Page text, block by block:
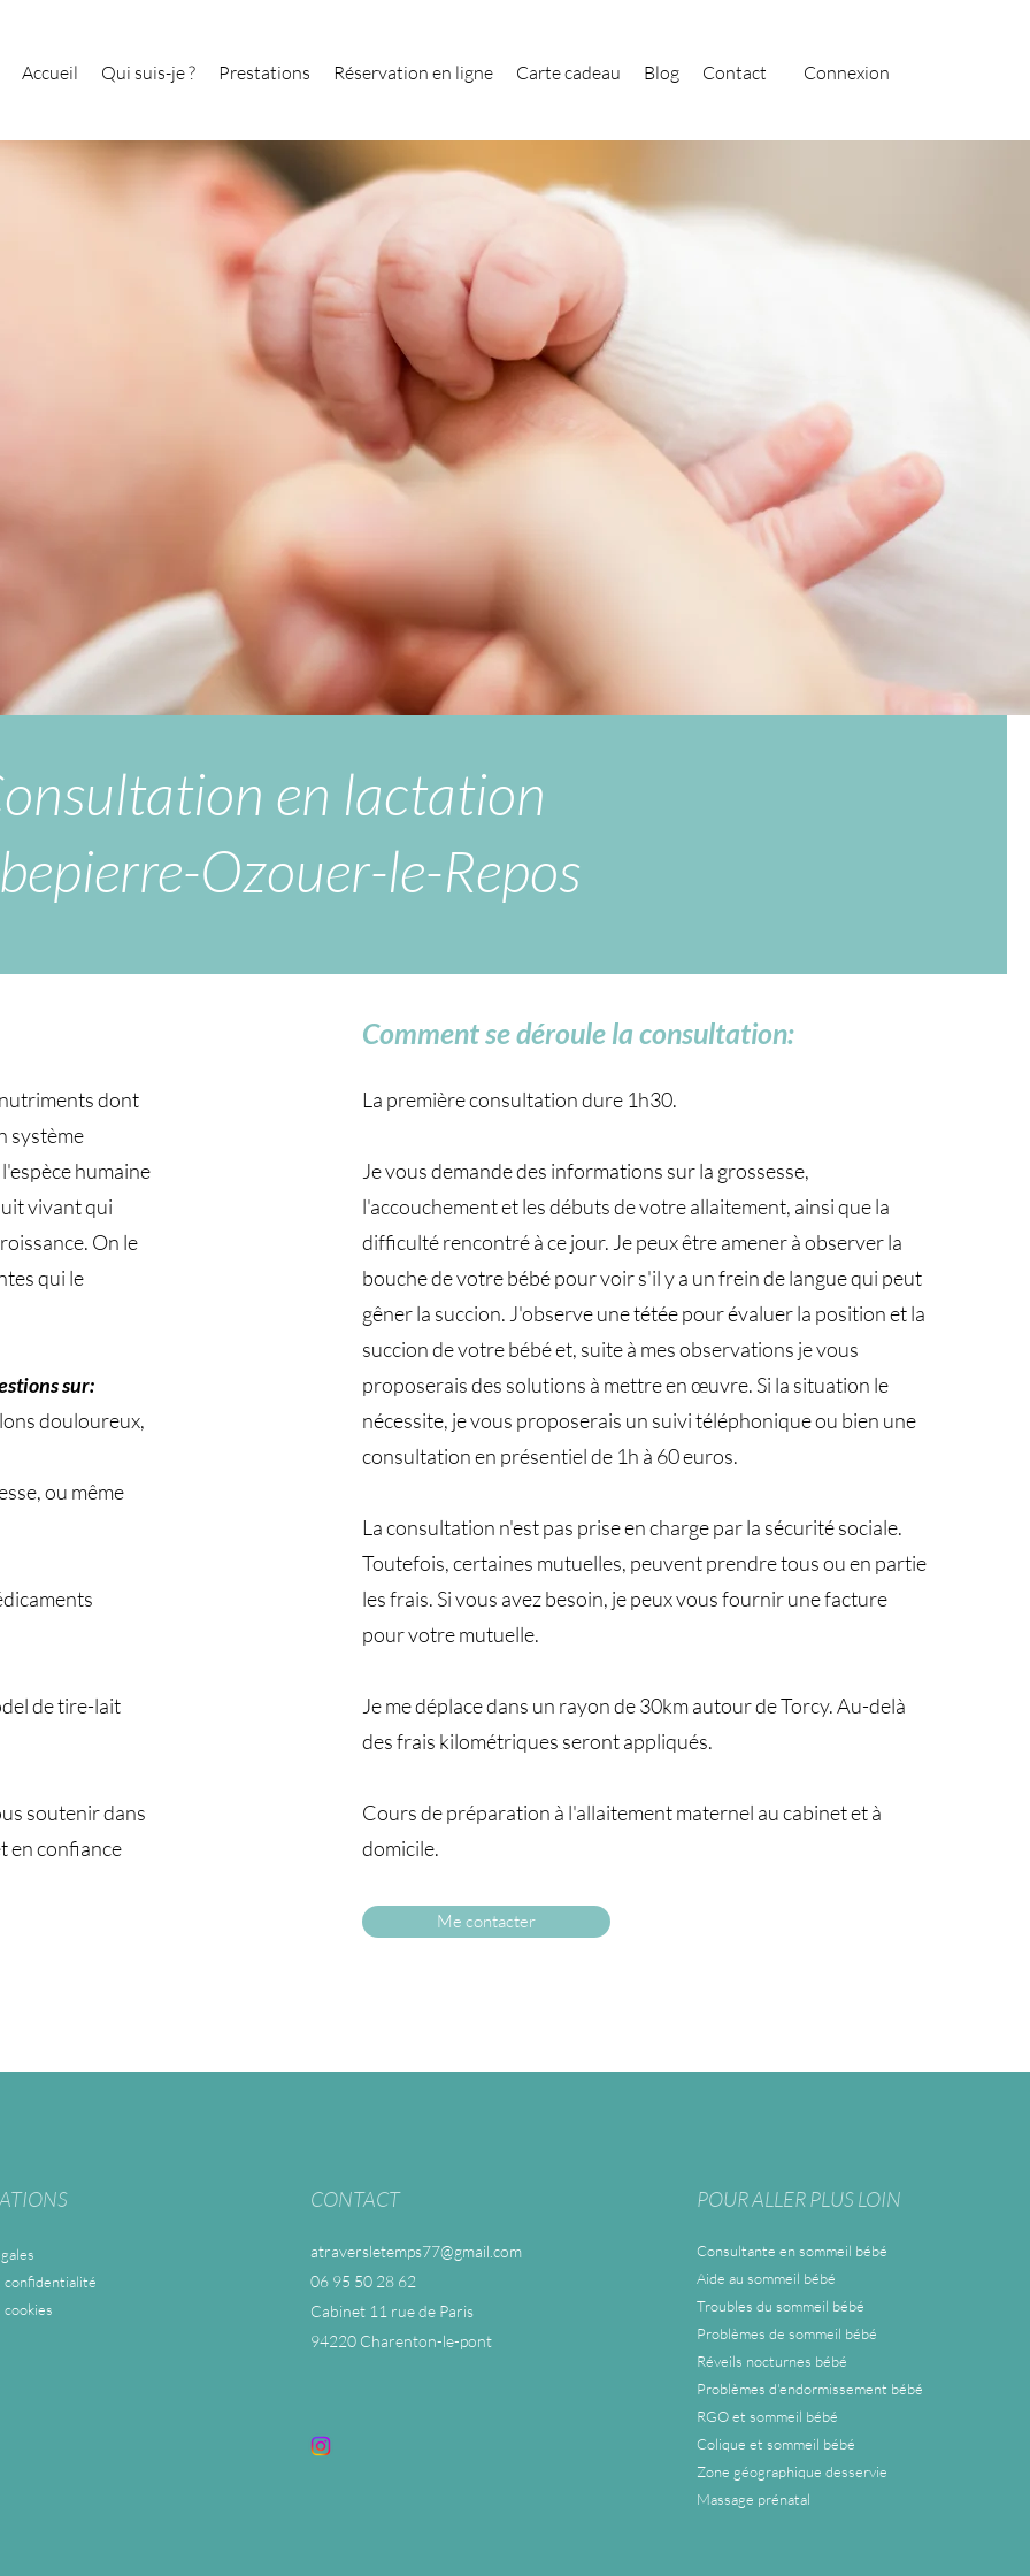
Accueil Qui suis-je ? Prestations Réservation en ligne Carte cadeau Blog Contact Connexion
en lactation
Ozouer-le-Repos
dont
système
humaine
vivant qui
On le
qui le
sur:
douloureux,
ou même
de tire-lait
soutenir dans
en confiance
Comment se déroule la consultation:
La première consultation dure 1h30.
Je vous demande des informations sur la grossesse,
l'accouchement et les débuts de votre allaitement, ainsi que la
difficulté rencontré à ce jour. Je peux être amener à observer la
bouche de votre bébé pour voir s'il y a un frein de langue qui peut
gêner la succion. J'observe une tétée pour évaluer la position et la
succion de votre bébé et, suite à mes observations je vous
proposerais des solutions à mettre en œuvre. Si la situation le
nécessite, je vous proposerais un suivi téléphonique ou bien une
consultation en présentiel de 1h à 60 euros.
La consultation n'est pas prise en charge par la sécurité sociale.
Toutefois, certaines mutuelles, peuvent prendre tous ou en partie
les frais. Si vous avez besoin, je peux vous fournir une facture
pour votre mutuelle.
Je me déplace dans un rayon de 30km autour de Torcy. Au-delà
des frais kilométriques seront appliqués.
Cours de préparation à l'allaitement maternel au cabinet et à
domicile.
Me contacter
confidentialité
CONTACT
atraversletemps77@gmail.com
06 95 50 28 62
Cabinet 11 rue de Paris
94220 Charenton-le-pont
POUR ALLER PLUS LOIN
Consultante en sommeil bébé
Aide au sommeil bébé
Troubles du sommeil bébé
Problèmes de sommeil bébé
Réveils nocturnes bébé
Problèmes d'endormissement bébé
RGO et sommeil bébé
Colique et sommeil bébé
Zone géographique desservie
Massage prénatal